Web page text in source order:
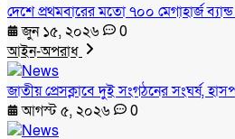
দেশে প্রথমবারের মতো ৭০০ মেগাহার্জ
জুন ১৫, ২০২৬
0
আইন-অপরাধ
জাতীয় প্রেসক্লাবে দুই সংগঠনের সংঘর্ষ,
আগস্ট ৫, ২০২৬
0